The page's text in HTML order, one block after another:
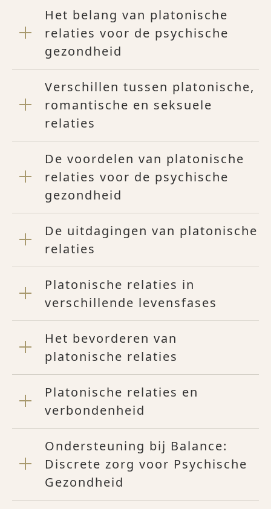
Het belang van platonische
relaties voor de psychische
gezondheid
Verschillen tussen platonische,
romantische en seksuele
relaties
De voordelen van platonische
relaties voor de psychische
gezondheid
De uitdagingen van platonische
relaties
Platonische relaties in
verschillende levensfases
Het bevorderen van
platonische relaties
Platonische relaties en
verbondenheid
Ondersteuning bij Balance:
Discrete zorg voor Psychische
Gezondheid